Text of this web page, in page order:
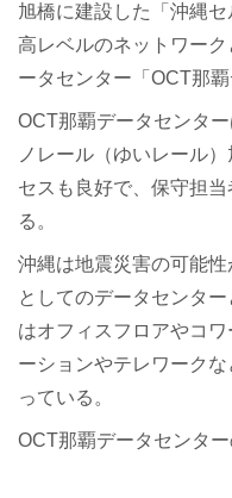
旭橋に建設した「沖縄
高レベルのネットワー
ータセンター「OCT那
OCT那覇データセンタ
ノレール（ゆいレール
セスも良好で、保守担
る。
沖縄は地震災害の可能
としてのデータセンタ
はオフィスフロアやコ
ーションやテレワーク
っている。
OCT那覇データセンタ